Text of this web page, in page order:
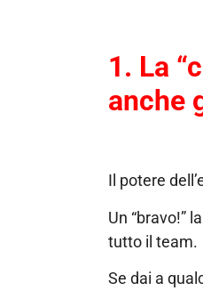
1. La
anche
Il potere
Un “bravo!”
tutto il team.
Se dai a